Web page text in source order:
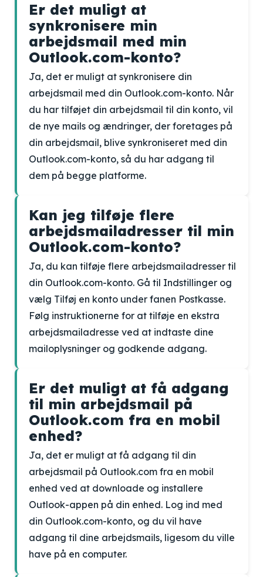
Er det muligt at
synkronisere min
arbejdsmail med min
Outlook.com-konto?
Ja, det er muligt at synkronisere din
arbejdsmail med din Outlook.com-konto. Når
du har tilføjet din arbejdsmail til din konto, vil
de nye mails og ændringer, der foretages på
din arbejdsmail, blive synkroniseret med din
Outlook.com-konto, så du har adgang til
dem på begge platforme.
Kan jeg tilføje flere
arbejdsmailadresser til min
Outlook.com-konto?
Ja, du kan tilføje flere arbejdsmailadresser til
din Outlook.com-konto. Gå til Indstillinger og
vælg Tilføj en konto under fanen Postkasse.
Følg instruktionerne for at tilføje en ekstra
arbejdsmailadresse ved at indtaste dine
mailoplysninger og godkende adgang.
Er det muligt at få adgang
til min arbejdsmail på
Outlook.com fra en mobil
enhed?
Ja, det er muligt at få adgang til din
arbejdsmail på Outlook.com fra en mobil
enhed ved at downloade og installere
Outlook-appen på din enhed. Log ind med
din Outlook.com-konto, og du vil have
adgang til dine arbejdsmails, ligesom du ville
have på en computer.